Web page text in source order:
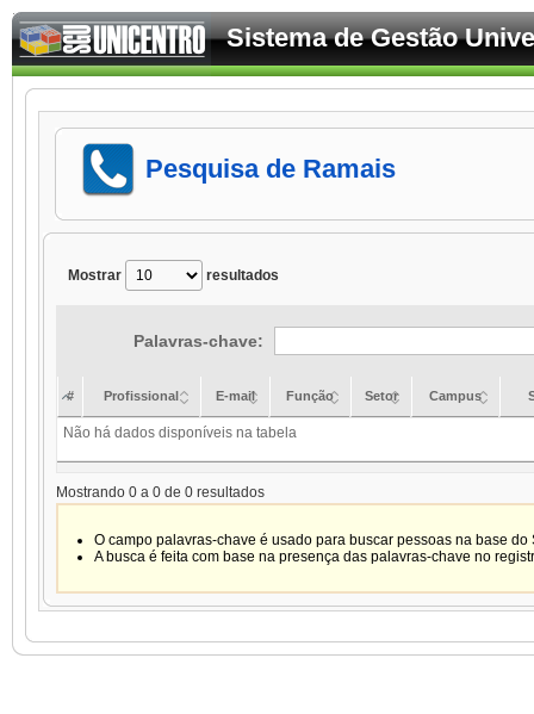
Sistema de Gestão
Pesquisa de Ramais
Mostrar resultados
Palavras-chave:
# Profissional E-mail Função Setor Campus
Não há dados disponíveis na tabela
Mostrando 0 a 0 de 0 resultados
O campo palavras-chave é usado para buscar pessoas na base do
A busca é feita com base na presença das palavras-chave no